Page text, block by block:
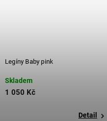
Legíny Baby pink
Skladem
1 050 Kč
Detail